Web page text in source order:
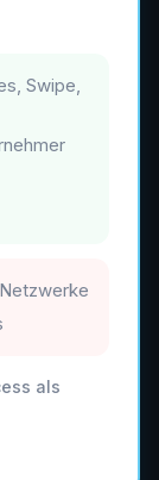
Swipe,
als